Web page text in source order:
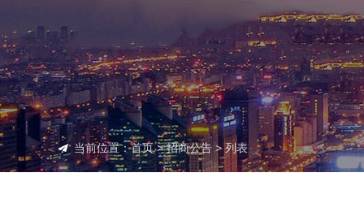
当前位置：首页>招商公告> 列表